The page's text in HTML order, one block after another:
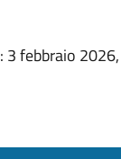
: 3 febbraio